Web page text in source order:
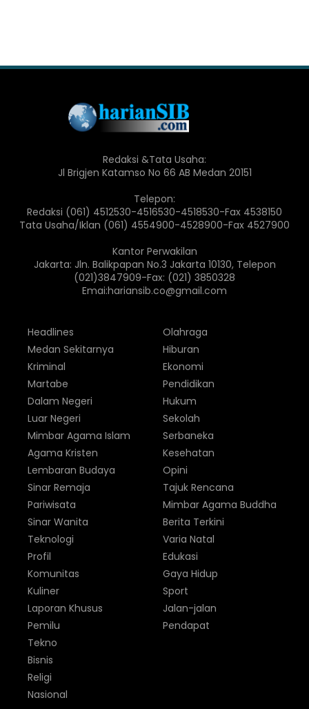
Redaksi &Tata Usaha:
Jl Brigjen Katamso No 66 AB Medan 20151
Telepon:
Redaksi (061) 4512530-4516530-4518530-Fax 4538150
Tata Usaha/Iklan (061) 4554900-4528900-Fax 4527900
Kantor Perwakilan
Jakarta: Jln. Balikpapan No.3 Jakarta 10130, Telepon
(021)3847909-Fax: (021) 3850328
Emai:hariansib.co@gmail.com
Headlines
Medan Sekitarnya
Kriminal
Martabe
Dalam Negeri
Luar Negeri
Olahraga
Hiburan
Ekonomi
Pendidikan
Hukum
Sekolah
Mimbar Agama Islam
Agama Kristen
Lembaran Budaya
Sinar Remaja
Pariwisata
Sinar Wanita
Serbaneka
Kesehatan
Opini
Tajuk Rencana
Mimbar Agama Buddha
Berita Terkini
Teknologi
Profil
Komunitas
Kuliner
Laporan Khusus
Pemilu
Varia Natal
Edukasi
Gaya Hidup
Sport
Jalan-jalan
Pendapat
Tekno
Bisnis
Religi
Nasional